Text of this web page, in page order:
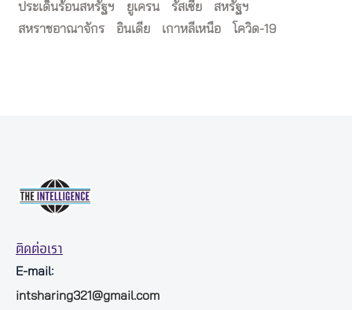
ประเด็นร้อนสหรัฐฯ
ยูเครน รัสเซีย
สหรัฐฯ
สหราชอาณาจักร
อินเดีย เกาหลีเหนือ โควิด-19
ติดต่อเรา
E-mail:
intsharing321@gmail.com